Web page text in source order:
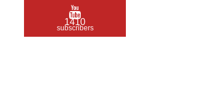
1410
subscribers